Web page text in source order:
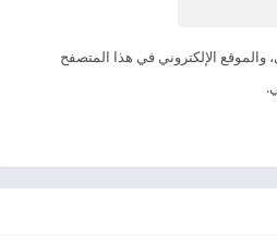
الإلكتروني في هذا المتصفح